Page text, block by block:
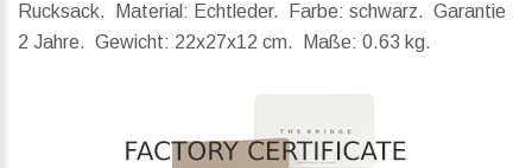
Rucksack. Material: Echtleder. Farbe: schwarz. Garantie
2 Jahre. Gewicht: 22x27x12 cm. Maße: 0.63 kg.